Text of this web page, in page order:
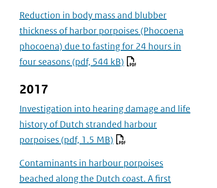
Reduction in body mass and blubber
thickness of harbor porpoises (Phocoena
phocoena) due to fasting for 24 hours in
four seasons (pdf, 544 kB)
2017
Investigation into hearing damage and life
history of Dutch stranded harbour
porpoises (pdf, 1.5 MB)
Contaminants in harbour porpoises
beached along the Dutch coast. A first